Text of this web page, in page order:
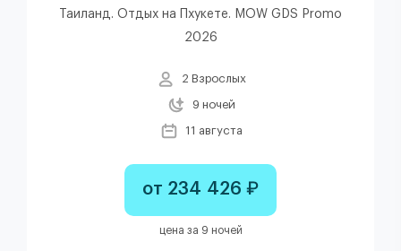
Таиланд. Отдых на Пхукете. MOW GDS Promo
2026
2 Взрослых
9 ночей
11 августа
от 234 426 ₽
цена за 9 ночей